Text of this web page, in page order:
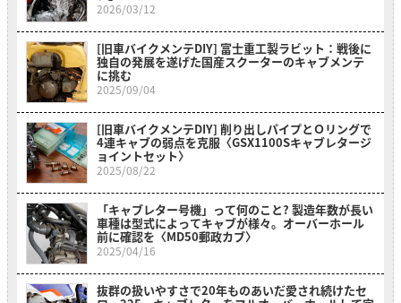
2026/03/12
[旧車バイクメンテDIY] 富士重工製ラビット：戦後に
独自の発展を遂げた国産スクーターのキャブメンテ
に挑む
2025/09/04
[旧車バイクメンテDIY] 削り出しパイプとＯリングで
4連キャブの弱点を克服〈GSX1100Sキャブレタージ
ョイントセット〉
2025/08/22
「キャブレター号機」って何のこと? 製造年数が長い
車種は型式によってキャブが様々。オーバーホール
前に確認を〈MD50郵政カブ〉
2025/04/16
抜群の扱いやすさで20年ものあいだ愛され続けたセ